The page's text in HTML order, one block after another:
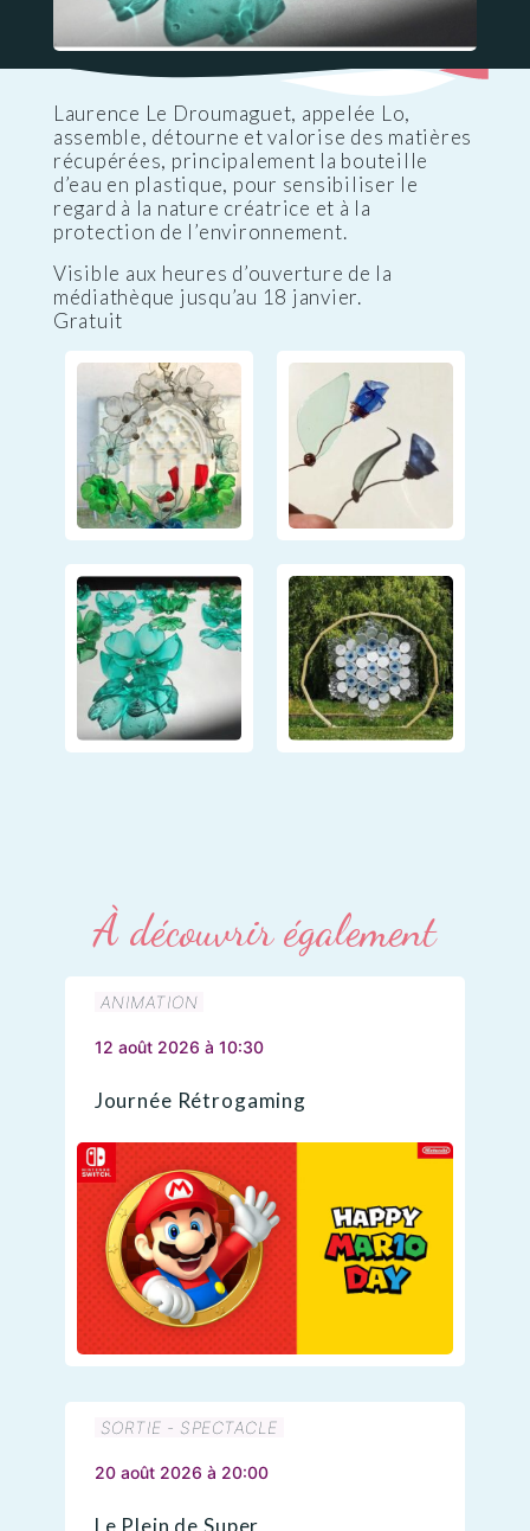
Laurence Le Droumaguet, appelée Lo,
assemble, détourne et valorise des matières
récupérées, principalement la bouteille
d’eau en plastique, pour sensibiliser le
regard à la nature créatrice et à la
protection de l’environnement.
Visible aux heures d’ouverture de la
médiathèque jusqu’au 18 janvier.
Gratuit
À découvrir également
ANIMATION
12 août 2026 à 10:30
Journée Rétrogaming
SORTIE - SPECTACLE
20 août 2026 à 20:00